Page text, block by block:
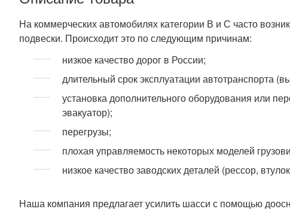
На коммерческих автомобилях категории В и С часто
подвески. Происходит это по следующим причинам:
низкое качество дорог в России;
длительный срок эксплуатации автотранспорта
установка дополнительного оборудования или
эвакуатор);
перегрузы;
плохая управляемость некоторых моделей
низкое качество заводских деталей (рессор,
Наша компания предлагает усилить шасси с помощью